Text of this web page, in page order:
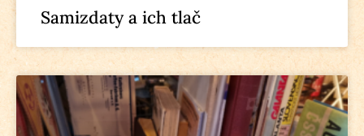
Samizdaty a ich tlač